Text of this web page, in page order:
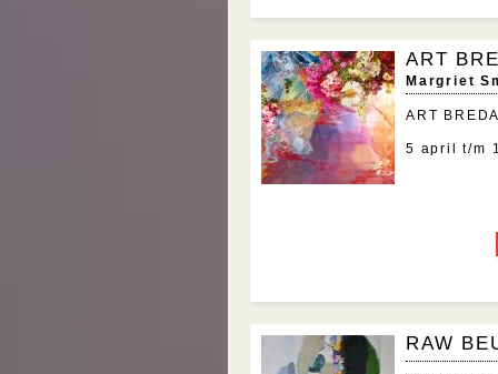
ART
Margriet
ART
5 april t/m
RAW